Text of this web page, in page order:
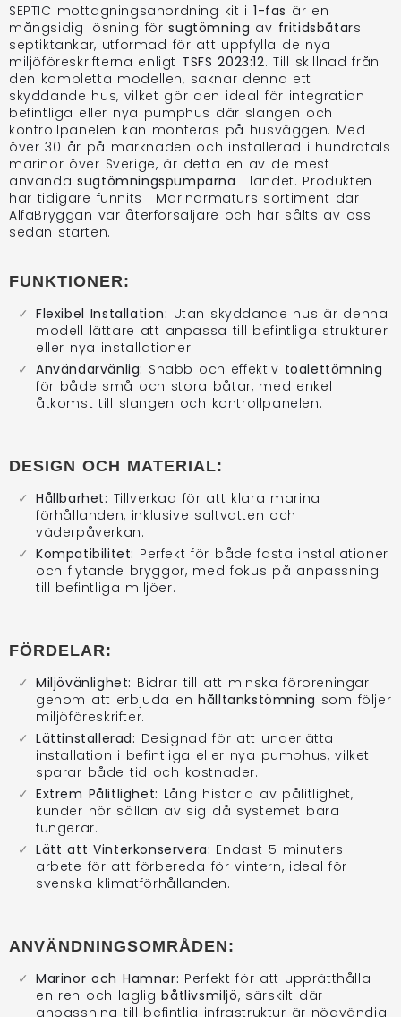
SEPTIC mottagningsanordning kit i 1-fas är en
mångsidig lösning försugtömning av fritidsbåtars
septiktankar, utformad för att uppfylla de nya
miljöföreskrifterna enligt TSFS 2023:12. Till skillnad från
den kompletta modellen, saknar denna ett
skyddande hus, vilket gör den ideal för integration i
befintliga eller nya pumphus där slangen och
kontrollpanelen kan monteras på husväggen. Med
över 30 år på marknaden och installerad i hundratals
marinor över Sverige, är detta en av de mest
användasugtömningspumparna i landet. Produkten
har tidigare funnits i Marinarmaturs sortiment där
AlfaBryggan var återförsäljare och har sålts av oss
sedan starten.
FUNKTIONER:
Flexibel Installation: Utan skyddande hus är denna
modell lättare att anpassa till befintliga strukturer
eller nya installationer.
Användarvänlig: Snabb och effektiv toalettömning
för både små och stora båtar, med enkel
åtkomst till slangen och kontrollpanelen.
DESIGN OCH MATERIAL:
Hållbarhet: Tillverkad för att klara marina
förhållanden, inklusive saltvatten och
väderpåverkan.
Kompatibilitet: Perfekt för både fasta installationer
och flytande bryggor, med fokus på anpassning
till befintliga miljöer.
FÖRDELAR:
Miljövänlighet: Bidrar till att minska föroreningar
genom att erbjuda enhålltankstömning som följer
miljöföreskrifter.
Lättinstallerad: Designad för att underlätta
installation i befintliga eller nya pumphus, vilket
sparar både tid och kostnader.
Extrem Pålitlighet: Lång historia av pålitlighet,
kunder hör sällan av sig då systemet bara
fungerar.
Lätt att Vinterkonservera: Endast 5 minuters
arbete för att förbereda för vintern, ideal för
svenska klimatförhållanden.
ANVÄNDNINGSOMRÅDEN:
Marinor och Hamnar: Perfekt för att upprätthålla
en ren och lagligbåtlivsmiljö, särskilt där
anpassning till befintlig infrastruktur är nödvändig.